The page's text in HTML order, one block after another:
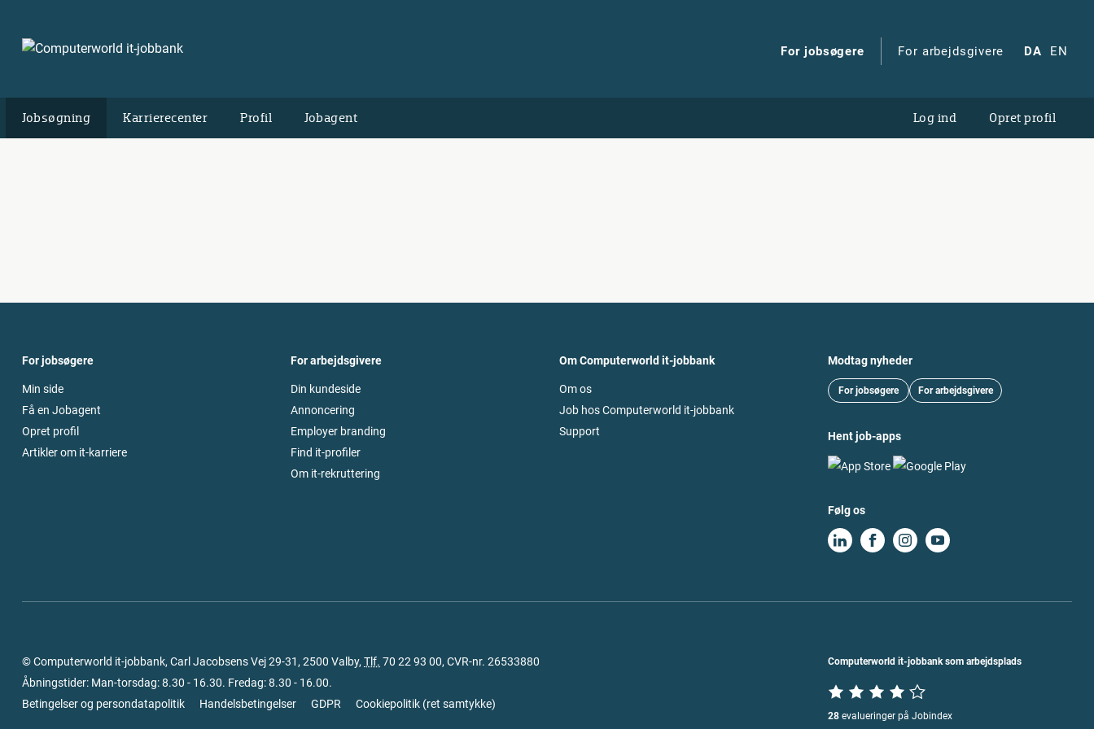
For jobsøgere For arbejdsgivere DA EN
Jobsøgning Karrierecenter Profil Jobagent Log ind Opret profil
For jobsøgere
Min side
Få en Jobagent
Opret profil
Artikler om it-karriere
For arbejdsgivere
Din kundeside
Annoncering
Employer branding
Find it-profiler
Om it-rekruttering
Om Computerworld it-jobbank
Om os
Job hos Computerworld it-jobbank
Support
Modtag nyheder
For jobsøgere For arbejdsgivere
Hent job-apps
Følg os
© Computerworld it-jobbank, Carl Jacobsens Vej 29-31, 2500 Valby, Tlf. 70 22 93 00, CVR-nr. 26533880
Åbningstider: Man-torsdag: 8.30 - 16.30. Fredag: 8.30 - 16.00.
Betingelser og persondatapolitik
Handelsbetingelser GDPR Cookiepolitik (ret samtykke)
Computerworld it-jobbank som arbejdsplads
28 evalueringer på Jobindex